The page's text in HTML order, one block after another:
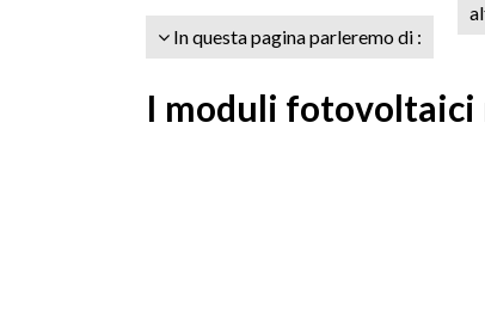
In questa pagina parleremo di :
I moduli